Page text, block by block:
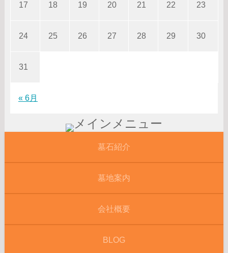
« 6月
17 18 19 20 21 22 23
24 25 26 27 28 29 30
31
墓石紹介
墓地案内
会社概要
BLOG